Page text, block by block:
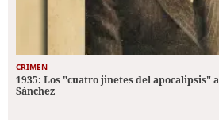
CRIMEN
1935: Los "cuatro jinetes del apocalipsis"
Sánchez